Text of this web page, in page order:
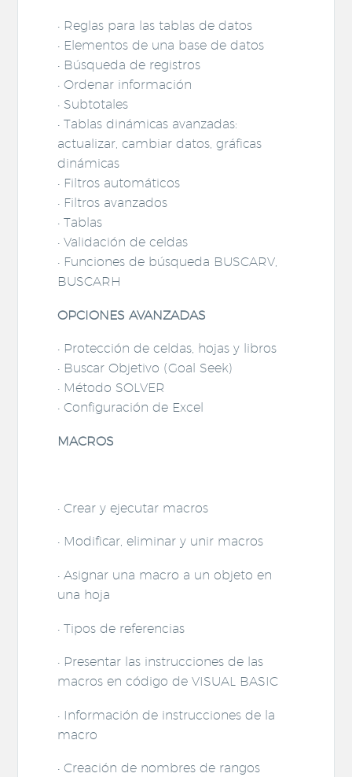
• Reglas para las tablas de datos
• Elementos de una base de datos
• Búsqueda de registros
• Ordenar información
• Subtotales
• Tablas dinámicas avanzadas:
actualizar, cambiar datos, gráficas
dinámicas
• Filtros automáticos
• Filtros avanzados
• Tablas
• Validación de celdas
• Funciones de búsqueda BUSCARV,
BUSCARH
OPCIONES AVANZADAS
• Protección de celdas, hojas y libros
• Buscar Objetivo (Goal Seek)
• Método SOLVER
• Configuración de Excel
MACROS
• Crear y ejecutar macros
• Modificar, eliminar y unir macros
• Asignar una macro a un objeto en
una hoja
• Tipos de referencias
• Presentar las instrucciones de las
macros en código de VISUAL BASIC
• Información de instrucciones de la
macro
• Creación de nombres de rangos